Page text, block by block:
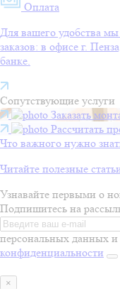
Оплата
Для вашего удобства
заказов: в офисе г.
банке.
Сопутствующие услуги
Заказать
Рассчитать
Что важного нужно
Читайте полезные
Узнавайте первыми о
Подпишитесь на
персональных данных и
конфиденциальности
×